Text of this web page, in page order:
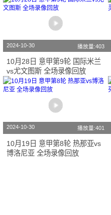
2024-10-30 播放量:403
10月28日 意甲第9轮 国际米兰
vs尤文图斯 全场录像回放
2024-10-30 播放量:401
10月19日 意甲第8轮 热那亚vs
博洛尼亚 全场录像回放